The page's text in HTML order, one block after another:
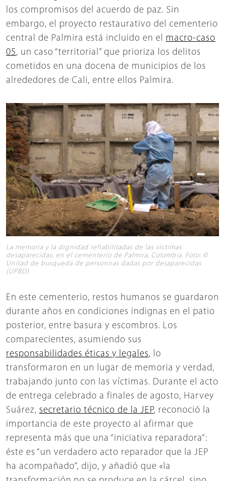
los compromisos del acuerdo de paz. Sin
embargo, el proyecto restaurativo del cementerio
central de Palmira está incluido en el macro-caso
05, un caso “territorial” que prioriza los delitos
cometidos en una docena de municipios de los
alrededores de Cali, entre ellos Palmira.
La memoria y la dignidad rehabilitadas de las víctimas
desaparecidas, en el cementerio de Palmira, Colombia. Foto: ©
Unitad de busqueda de personnas dadas por desaparecidas
(UPBD)
En este cementerio, restos humanos se guardaron
durante años en condiciones indignas en el patio
posterior, entre basura y escombros. Los
comparecientes, asumiendo sus
responsabilidades éticas y legales, lo
transformaron en un lugar de memoria y verdad,
trabajando junto con las víctimas. Durante el acto
de entrega celebrado a finales de agosto, Harvey
Suárez, secretario técnico de la JEP, reconoció la
importancia de este proyecto al afirmar que
representa más que una “iniciativa reparadora”:
éste es “un verdadero acto reparador que la JEP
ha acompañado”, dijo, y añadió que «la